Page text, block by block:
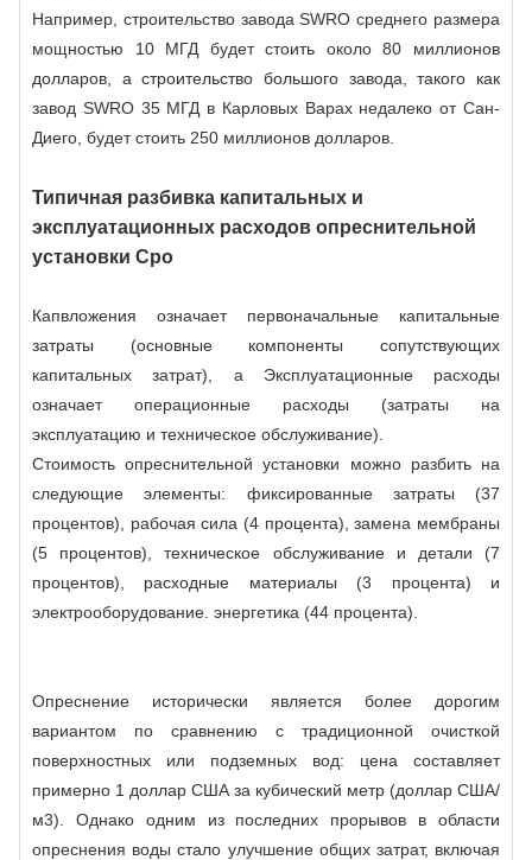
Например, строительство завода SWRO среднего размера
мощностью 10 МГД будет стоить около 80 миллионов
долларов, а строительство большого завода, такого как
завод SWRO 35 МГД в Карловых Варах недалеко от Сан-
Диего, будет стоить 250 миллионов долларов.
Типичная разбивка капитальных и
эксплуатационных расходов опреснительной
установки Сро
Капвложения означает первоначальные капитальные
затраты (основные компоненты сопутствующих
капитальных затрат), а Эксплуатационные расходы
означает операционные расходы (затраты на
эксплуатацию и техническое обслуживание).
Стоимость опреснительной установки можно разбить на
следующие элементы: фиксированные затраты (37
процентов), рабочая сила (4 процента), замена мембраны
(5 процентов), техническое обслуживание и детали (7
процентов), расходные материалы (3 процента) и
электрооборудование. энергетика (44 процента).
Опреснение исторически является более дорогим
вариантом по сравнению с традиционной очисткой
поверхностных или подземных вод: цена составляет
примерно 1 доллар США за кубический метр (доллар США/
м3). Однако одним из последних прорывов в области
опреснения воды стало улучшение общих затрат, включая